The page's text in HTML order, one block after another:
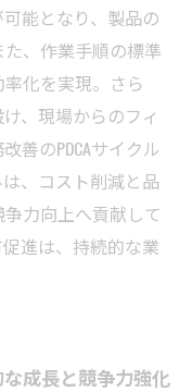
能となり、製品の
、作業手順の標準
化を実現。さら
、現場からのフィ
善のPDCAサイクル
、コスト削減と品
力向上へ貢献して
進は、持続的な業
成長と競争力強化